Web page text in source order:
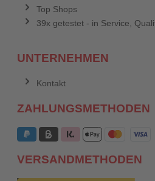
Top Shops
39x getestet - in Service,
UNTERNEHMEN
Kontakt
ZAHLUNGSMETHODEN
VERSANDMETHODEN